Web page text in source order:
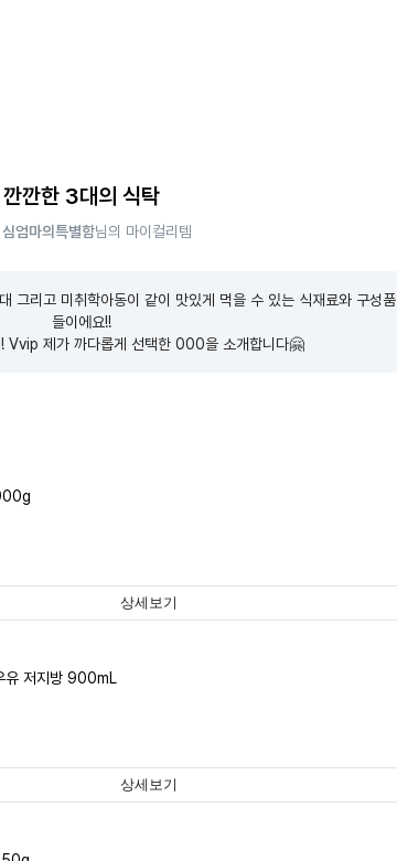
깐깐한 3대의 식탁
심엄마의특별함님의 마이컬리템
리고 미취학아동이 같이 맛있게 먹을 수 있는 식재료와 구성품
들이에요!!
Vvip 제가 까다롭게 선택한 000을 소개합니다🤗
상세보기
유 저지방 900mL
상세보기